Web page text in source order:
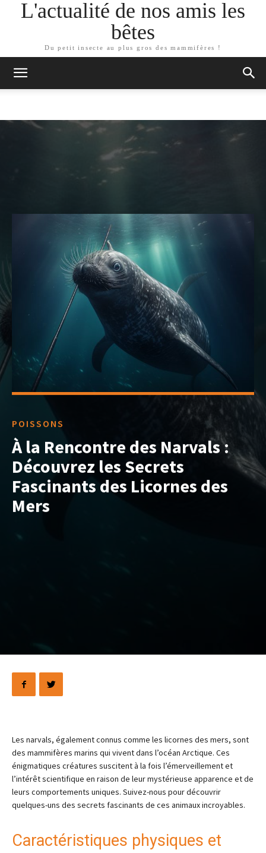
L'actualité de nos amis les
bêtes
Du petit insecte au plus gros des mammifères !
POISSONS
À la Rencontre des Narvals :
Découvrez les Secrets
Fascinants des Licornes des
Mers
Les narvals, également connus comme les licornes des mers, sont
des mammifères marins qui vivent dans l’océan Arctique. Ces
énigmatiques créatures suscitent à la fois l’émerveillement et
l’intérêt scientifique en raison de leur mystérieuse apparence et de
leurs comportements uniques. Suivez-nous pour découvrir
quelques-uns des secrets fascinants de ces animaux incroyables.
Caractéristiques physiques et